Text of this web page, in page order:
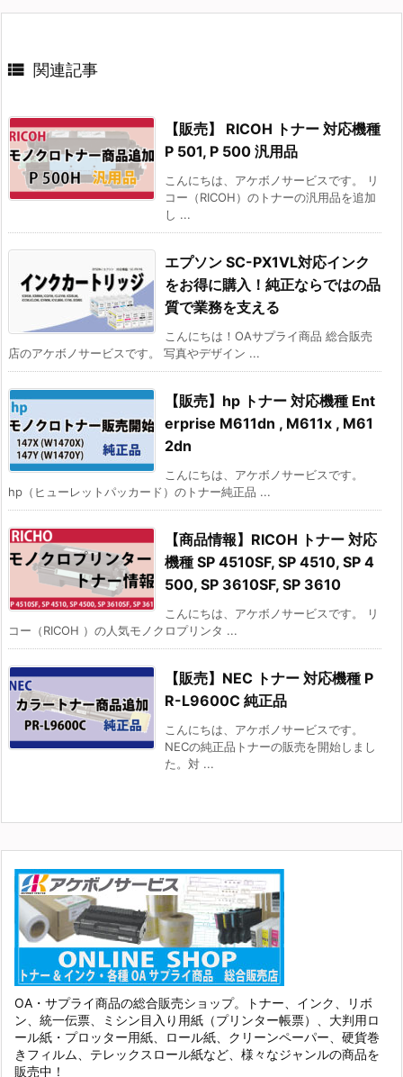
 関連記事
【販売】 RICOH トナー 対応機種
P 501, P 500 汎用品
こんにちは、アケボノサービスです。 リ
コー（RICOH）のトナーの汎用品を追加
し ...
エプソン SC-PX1VL対応インク
をお得に購入！純正ならではの品
質で業務を支える
こんにちは！OAサプライ商品 総合販売
店のアケボノサービスです。 写真やデザイン ...
【販売】hp トナー 対応機種 Ent
erprise M611dn , M611x , M61
2dn
こんにちは、アケボノサービスです。
hp（ヒューレットパッカード）のトナー純正品 ...
【商品情報】RICOH トナー 対応
機種 SP 4510SF, SP 4510, SP 4
500, SP 3610SF, SP 3610
こんにちは、アケボノサービスです。 リ
コー（RICOH ）の人気モノクロプリンタ ...
【販売】NEC トナー 対応機種 P
R-L9600C 純正品
こんにちは、アケボノサービスです。
NECの純正品トナーの販売を開始しまし
た。対 ...
OA・サプライ商品の総合販売ショップ。トナー、インク、リボ
ン、統一伝票、ミシン目入り用紙（プリンター帳票）、大判用ロ
ール紙・プロッター用紙、ロール紙、クリーンペーパー、硬貨巻
きフィルム、テレックスロール紙など、様々なジャンルの商品を
販売中！